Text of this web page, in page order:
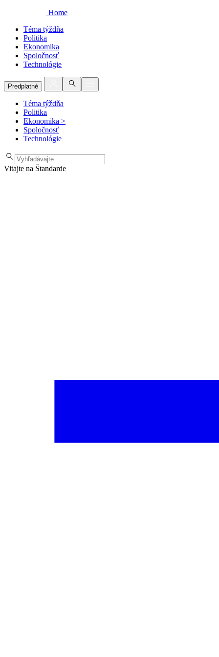
Home
Téma týždňa
Politika
Ekonomika
Spoločnosť
Technológie
Predplatné
Téma týždňa
Politika
Ekonomika >
Spoločnosť
Technológie
Vitajte na Štandarde